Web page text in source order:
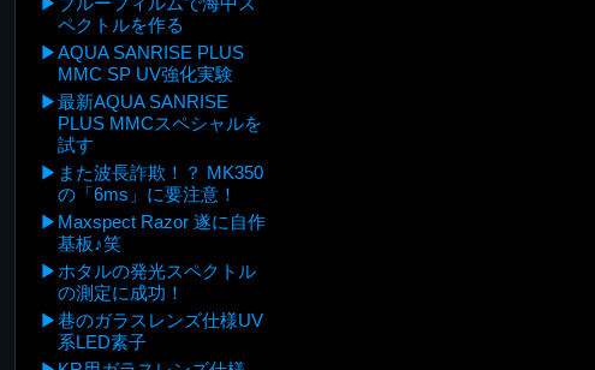
ペクトルを作る
AQUA SANRISE PLUS
MMC SP UV強化実験
最新AQUA SANRISE
PLUS MMCスペシャルを
試す
また波長詐欺！？ MK350
の「6ms」に要注意！
Maxspect Razor 遂に自作
基板♪笑
ホタルの発光スペクトル
の測定に成功！
巷のガラスレンズ仕様UV
系LED素子